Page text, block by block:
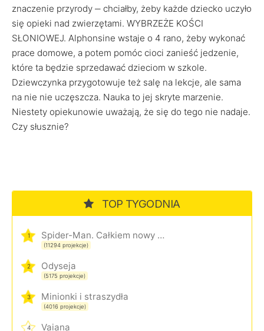
znaczenie przyrody ‒ chciałby, żeby każde dziecko uczyło
się opieki nad zwierzętami. WYBRZEŻE KOŚCI
SŁONIOWEJ. Alphonsine wstaje o 4 rano, żeby wykonać
prace domowe, a potem pomóc cioci zanieść jedzenie,
które ta będzie sprzedawać dzieciom w szkole.
Dziewczynka przygotowuje też salę na lekcje, ale sama
na nie nie uczęszcza. Nauka to jej skryte marzenie.
Niestety opiekunowie uważają, że się do tego nie nadaje.
Czy słusznie?
TOP TYGODNIA
1 Spider-Man. Całkiem nowy dzień
(11294 projekcje)
2 Odyseja
(5175 projekcje)
3 Minionki i straszydła
(4016 projekcje)
4 Vaiana